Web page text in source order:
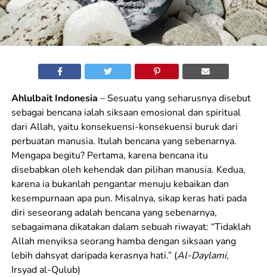
Ahlulbait Indonesia – Sesuatu yang seharusnya disebut
sebagai bencana ialah siksaan emosional dan spiritual
dari Allah, yaitu konsekuensi-konsekuensi buruk dari
perbuatan manusia. Itulah bencana yang sebenarnya.
Mengapa begitu? Pertama, karena bencana itu
disebabkan oleh kehendak dan pilihan manusia. Kedua,
karena ia bukanlah pengantar menuju kebaikan dan
kesempurnaan apa pun. Misalnya, sikap keras hati pada
diri seseorang adalah bencana yang sebenarnya,
sebagaimana dikatakan dalam sebuah riwayat: “Tidaklah
Allah menyiksa seorang hamba dengan siksaan yang
lebih dahsyat daripada kerasnya hati.” (Al-Daylami,
Irsyad al-Qulub)